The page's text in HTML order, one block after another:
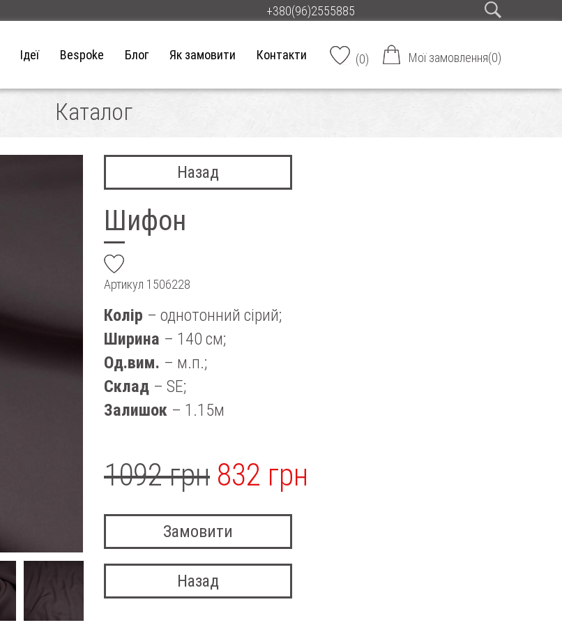
+380(96)2555885
Ідеї Bespoke Блог Як замовити Контакти (0) Мої замовлення(0)
Каталог
Назад
Шифон
Артикул 1506228
Колір – однотонний сірий;
Ширина – 140 см;
Од.вим. – м.п.;
Склад – SE;
Залишок – 1.15м
1092 грн 832 грн
Замовити
Назад